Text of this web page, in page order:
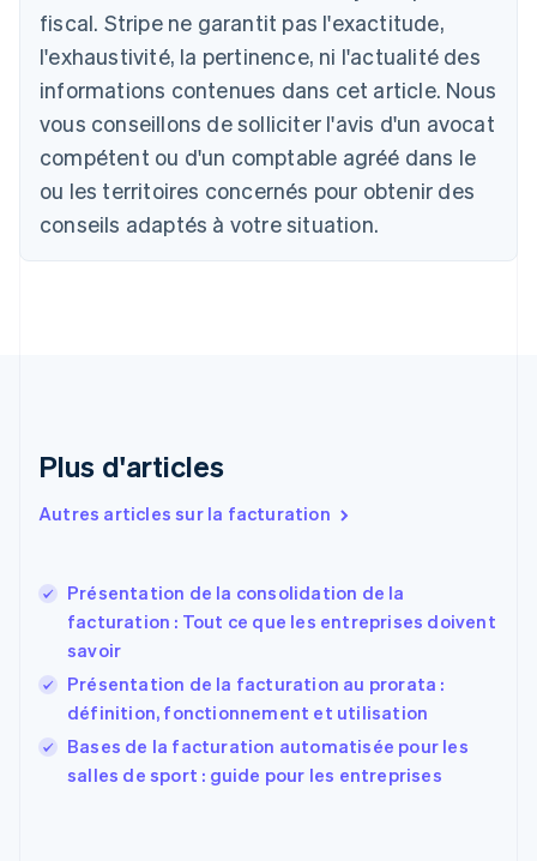
fiscal. Stripe ne garantit pas l'exactitude,
l'exhaustivité, la pertinence, ni l'actualité des
informations contenues dans cet article. Nous
vous conseillons de solliciter l'avis d'un avocat
compétent ou d'un comptable agréé dans le
ou les territoires concernés pour obtenir des
conseils adaptés à votre situation.
Plus d'articles
Autres articles sur la facturation
Présentation de la consolidation de la
facturation : Tout ce que les entreprises doivent
savoir
Présentation de la facturation au prorata :
définition, fonctionnement et utilisation
Bases de la facturation automatisée pour les
salles de sport : guide pour les entreprises
Deutsch English
Belgique
NederlandsFrançaisDeutschEnglish
Brésil
Bulgarie
English
Canada
English Français
Chine continentale
Espagne
Estonie
EnglishEspañol简体中文
Finlande
English
Français English
Gibraltar
English
Grèce